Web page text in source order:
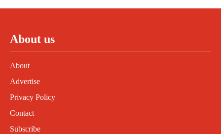
About us
About
Advertise
Privacy Policy
Contact
Subscribe